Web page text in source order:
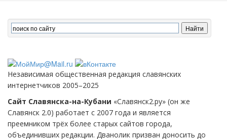
Независимая общественная редакция славянских
интернетчиков 2005–2025
Сайт Славянска-на-Кубани «Славянск2.ру» (он же
Славянск 2.0) работает с 2007 года и является
преемником трёх более старых сайтов города,
объединивших редакции. Дванолик призван доносить до